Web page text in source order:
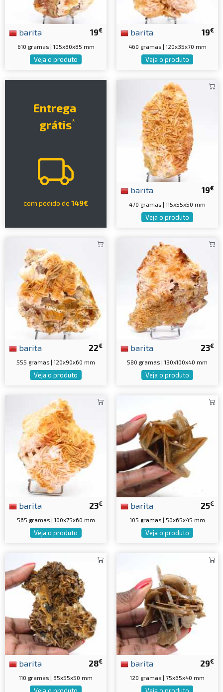
19€
barita
610 gramas | 105x80x85 mm
Veja o produto
19€
barita
460 gramas | 120x35x70 mm
Veja o produto
Entrega
grátis*
com pedido de 149€
19€
barita
470 gramas | 115x55x50 mm
Veja o produto
22€
barita
555 gramas | 120x90x60 mm
Veja o produto
23€
barita
580 gramas | 130x100x40 mm
Veja o produto
23€
barita
565 gramas | 100x75x60 mm
Veja o produto
25€
barita
105 gramas | 50x65x45 mm
Veja o produto
28€
barita
110 gramas | 85x55x50 mm
29€
barita
120 gramas | 75x65x40 mm